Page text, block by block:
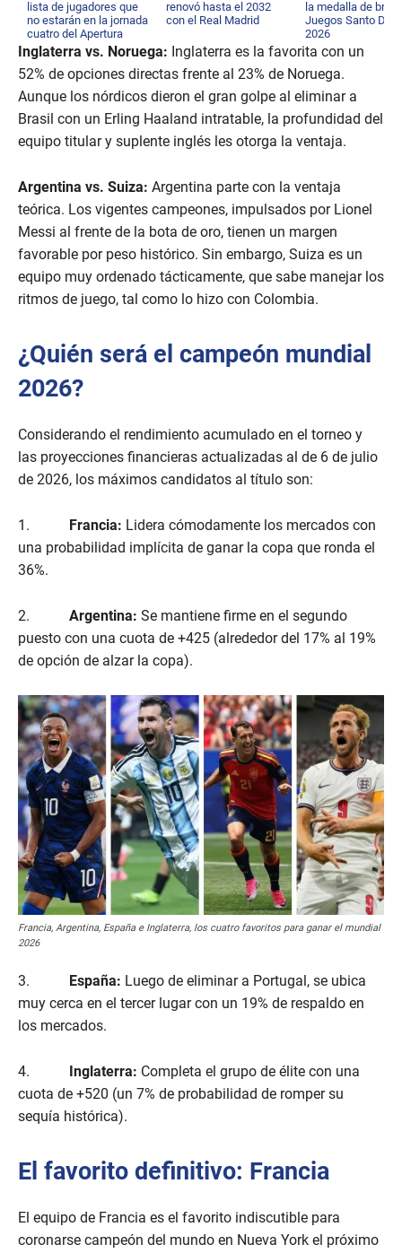
lista de jugadores que
no estarán en la jornada
cuatro del Apertura
2026
renovó hasta el 2032
con el Real Madrid
la medalla de
Juegos Santo
2026
Inglaterra vs. Noruega: Inglaterra es la favorita con un
52% de opciones directas frente al 23% de Noruega.
Aunque los nórdicos dieron el gran golpe al eliminar a
Brasil con un Erling Haaland intratable, la profundidad del
equipo titular y suplente inglés les otorga la ventaja.
Argentina vs. Suiza: Argentina parte con la ventaja
teórica. Los vigentes campeones, impulsados por Lionel
Messi al frente de la bota de oro, tienen un margen
favorable por peso histórico. Sin embargo, Suiza es un
equipo muy ordenado tácticamente, que sabe manejar los
ritmos de juego, tal como lo hizo con Colombia.
¿Quién será el campeón mundial
2026?
Considerando el rendimiento acumulado en el torneo y
las proyecciones financieras actualizadas al de 6 de julio
de 2026, los máximos candidatos al título son:
1. Francia: Lidera cómodamente los mercados con
una probabilidad implícita de ganar la copa que ronda el
36%.
2. Argentina: Se mantiene firme en el segundo
puesto con una cuota de +425 (alrededor del 17% al 19%
de opción de alzar la copa).
Francia, Argentina, España e Inglaterra, los cuatro favoritos para ganar el mundial
2026
3. España: Luego de eliminar a Portugal, se ubica
muy cerca en el tercer lugar con un 19% de respaldo en
los mercados.
4. Inglaterra: Completa el grupo de élite con una
cuota de +520 (un 7% de probabilidad de romper su
sequía histórica).
El favorito definitivo: Francia
El equipo de Francia es el favorito indiscutible para
coronarse campeón del mundo en Nueva York el próximo